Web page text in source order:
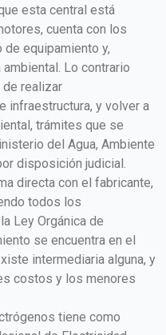
esta central está
cuenta con los
equipamiento y,
Lo contrario
realizar
infraestructura, y volver a
trámites que se
del Agua, Ambiente
disposición judicial.
directa con el fabricante,
todos los
Ley Orgánica de
se encuentra en el
intermediaria alguna, y
costos y los menores
tiene como